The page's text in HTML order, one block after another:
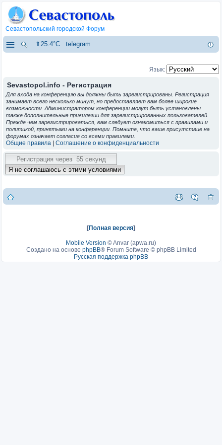
Севастопольский городской Форум
⇑25.4°C telegram
Язык:
Sevastopol.info - Регистрация
Для входа на конференцию вы должны быть зарегистрированы. Регистрация
занимает всего несколько минут, но предоставляет вам более широкие
возможности. Администратором конференции могут быть установлены
также дополнительные привилегии для зарегистрированных пользователей.
Прежде чем зарегистрироваться, вам следует ознакомиться с правилами и
политикой, принятыми на конференции. Помните, что ваше присутствие на
форумах означает согласие со всеми правилами.
Общие правила Соглашение о конфиденциальности
[Полная версия]
Mobile Version ©Anvar (apwa.ru)
Создано на основе phpBB® Forum Software © phpBB Limited
Русская поддержка phpBB